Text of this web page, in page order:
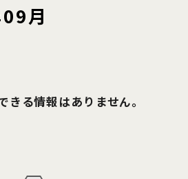
月
きる情報はありません。